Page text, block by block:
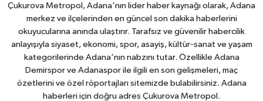
Çukurova Metropol, Adana'nın lider haber kaynağı olarak, Adana
merkez ve ilçelerinden en güncel son dakika haberlerini
okuyucularına anında ulaştırır. Tarafsız ve güvenilir habercilik
anlayışıyla siyaset, ekonomi, spor, asayiş, kültür-sanat ve yaşam
kategorilerinde Adana'nın nabzını tutar. Özellikle Adana
Demirspor ve Adanaspor ile ilgili en son gelişmeleri, maç
özetlerini ve özel röportajları sitemizde bulabilirsiniz. Adana
haberleri için doğru adres Çukurova Metropol.